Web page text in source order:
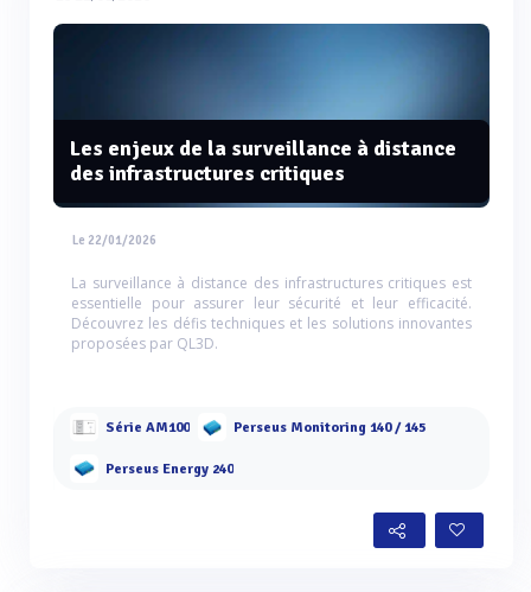
Les enjeux de la surveillance à distance
des infrastructures critiques
Le 22/01/2026
La surveillance à distance des infrastructures critiques est
essentielle pour assurer leur sécurité et leur efficacité.
Découvrez les défis techniques et les solutions innovantes
proposées par QL3D.
Série AM100 Perseus Monitoring 140 / 145
Perseus Energy 240